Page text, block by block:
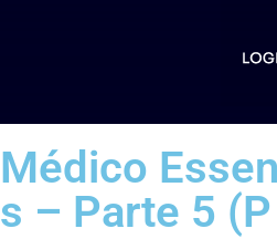
– Parte 5